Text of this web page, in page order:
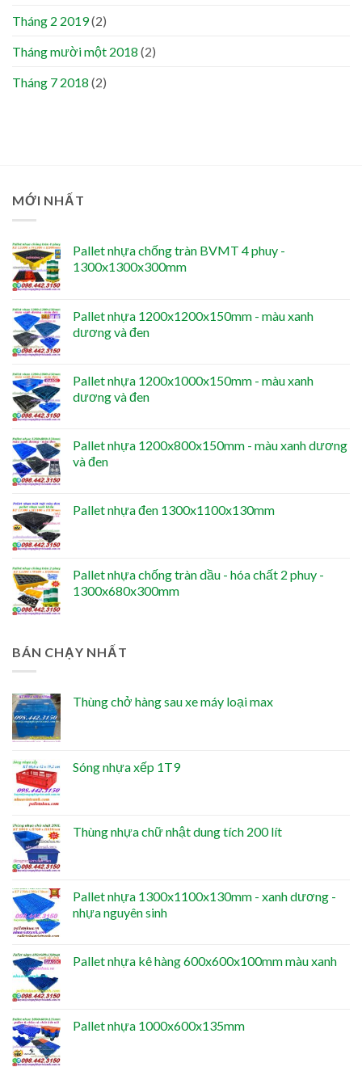
Tháng 2 2019(2)
Tháng mười một 2018 (2)
Tháng 7 2018 (2)
MỚI NHẤT
Pallet nhựa chống tràn BVMT 4 phuy -
1300x1300x300mm
Pallet nhựa 1200x1200x150mm - màu xanh
dương và đen
Pallet nhựa 1200x1000x150mm - màu xanh
dương và đen
Pallet nhựa 1200x800x150mm - màu xanh dương
và đen
Pallet nhựa đen 1300x1100x130mm
Pallet nhựa chống tràn dầu - hóa chất 2 phuy -
1300x680x300mm
BÁN CHẠY NHẤT
Thùng chở hàng sau xe máy loại max
Sóng nhựa xếp 1T9
Thùng nhựa chữ nhật dung tích 200 lít
Pallet nhựa 1300x1100x130mm - xanh dương -
nhựa nguyên sinh
Pallet nhựa kê hàng 600x600x100mm màu xanh
Pallet nhựa 1000x600x135mm